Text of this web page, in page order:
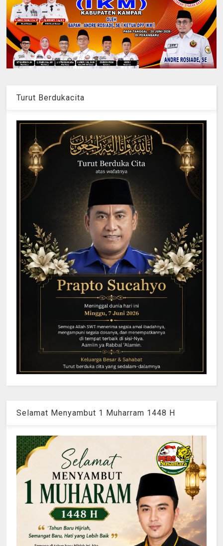
Turut Berdukacita
Selamat Menyambut 1 Muharram 1448 H